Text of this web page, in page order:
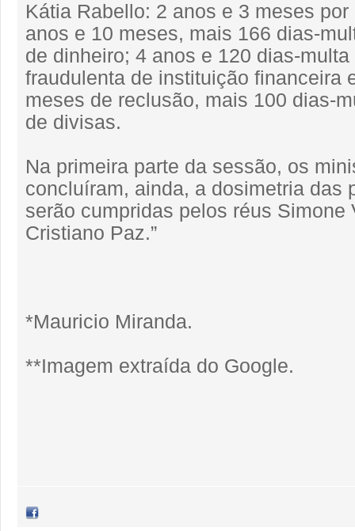
Kátia Rabello: 2 anos e 3 meses
anos e 10 meses, mais 166 dias-
de dinheiro; 4 anos e 120 dias-
fraudulenta de instituição financeira
meses de reclusão, mais 100 dias-
de divisas.
Na primeira parte da sessão, os
concluíram, ainda, a dosimetria das
serão cumpridas pelos réus Simone
Cristiano Paz.”
*Mauricio Miranda.
**Imagem extraída do Google.